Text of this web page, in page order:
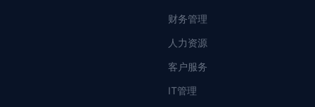
财务管理
人力资源
客户服务
IT管理